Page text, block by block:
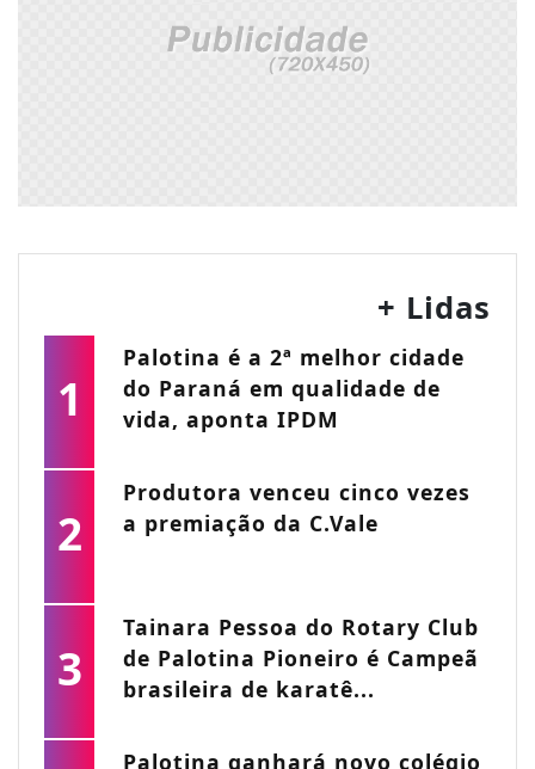
+ Lidas
1
Palotina é a 2ª melhor cidade
do Paraná em qualidade de
vida, aponta IPDM
2
Produtora venceu cinco vezes
a premiação da C.Vale
3
Tainara Pessoa do Rotary Club
de Palotina Pioneiro é Campeã
brasileira de karatê...
Palotina ganhará novo colégio